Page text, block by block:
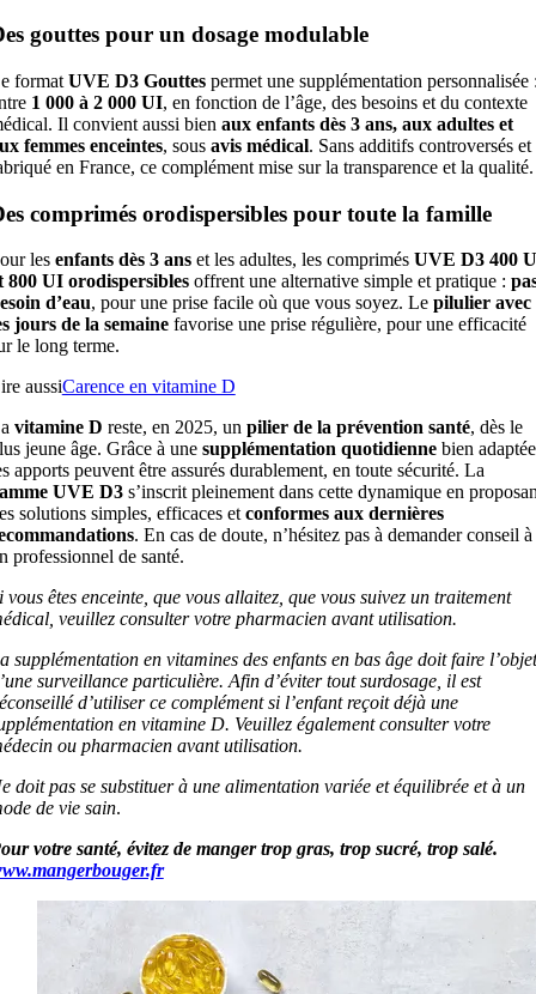
gouttes pour un dosage modulable
format UVE D3 Gouttespermet une supplémentation personnalisée
1 000 à 2 000 UI, en fonction de l’âge, des besoins et du contexte
Il convient aussi bien aux enfants dès 3 ans, aux adultes et
femmes enceintes, sous avis médical. Sans additifs controversés et
en France, ce complément mise sur la transparence et la qualité.
comprimés orodispersibles pour toute la famille
les enfants dès 3 ans et les adultes, les comprimés UVE D3 400
800 UI orodispersiblesoffrent une alternative simple et pratique :
d’eau, pour une prise facile où que vous soyez. Le pilulier avec
jours de la semainefavorise une prise régulière, pour une efficacité
le long terme.
aussiCarence en vitamine D
vitamine D reste, en 2025, un pilier de la prévention santé, dès le
jeune âge. Grâce à une supplémentation quotidiennebien
apports peuvent être assurés durablement, en toute sécurité. La
UVE D3s’inscrit pleinement dans cette dynamique en
solutions simples, efficaces etconformes aux dernières
. En cas de doute, n’hésitez pas à demander conseil à
professionnel de santé.
vous êtes enceinte, que vous allaitez, que vous suivez un traitement
veuillez consulter votre pharmacien avant utilisation.
supplémentation en vitamines des enfants en bas âge doit faire l’objet
surveillance particulière. Afin d’éviter tout surdosage, il est
d’utiliser ce complément si l’enfant reçoit déjà une
en vitamine D. Veuillez également consulter votre
ou pharmacien avant utilisation.
doit pas se substituer à une alimentation variée et équilibrée et à un
de vie sain.
votre santé, évitez de manger trop gras, trop sucré, trop salé.